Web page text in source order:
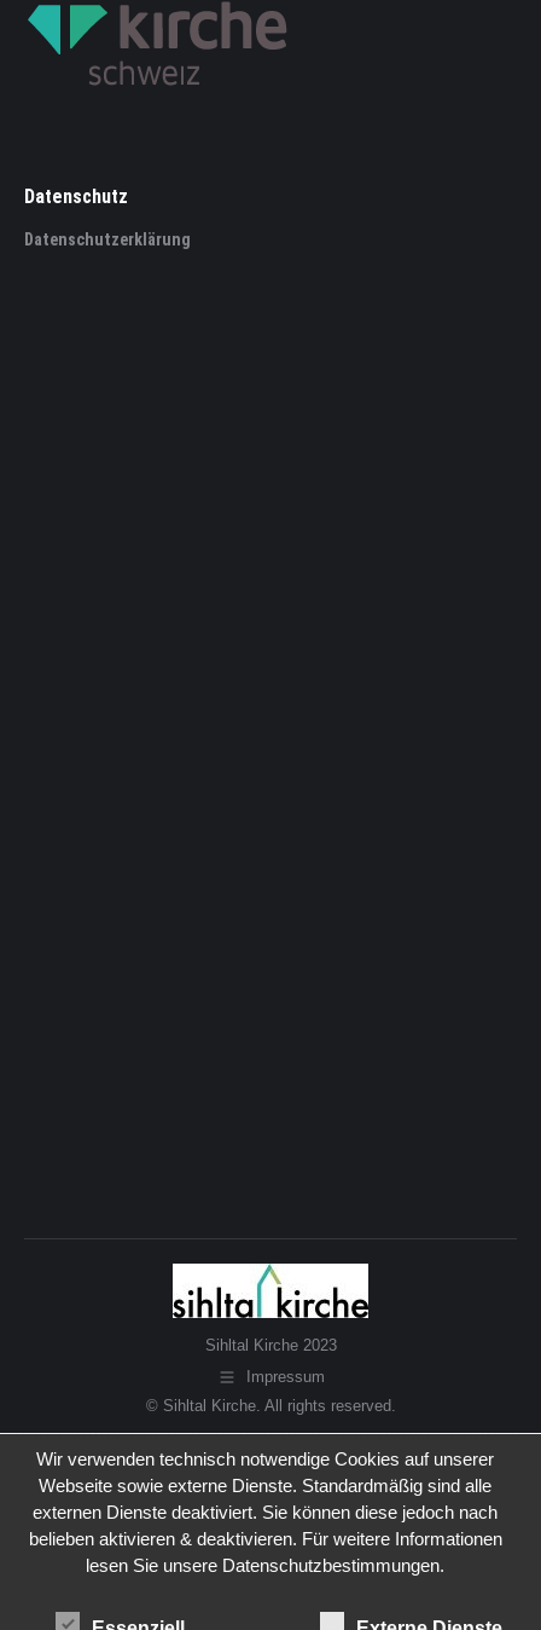
Datenschutz
Datenschutzerklärung
Sihltal Kirche 2023
Impressum
© Sihltal Kirche. All rights reserved.
Wir verwenden technisch notwendige Cookies auf unserer
Webseite sowie externe Dienste. Standardmäßig sind alle
externen Dienste deaktiviert. Sie können diese jedoch nach
belieben aktivieren & deaktivieren. Für weitere Informationen
lesen Sie unsere Datenschutzbestimmungen.